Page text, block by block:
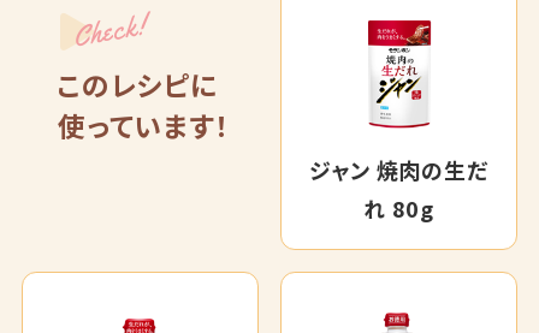
Check!
このレシピに
使っています！
ジャン 焼肉の生だ
れ 80g